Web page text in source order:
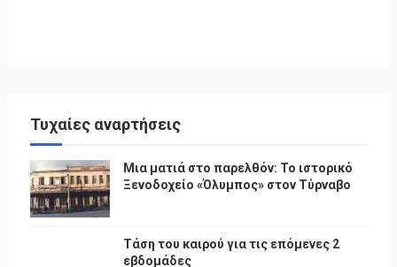
Τυχαίες αναρτήσεις
Μια ματιά στο παρελθόν: Το ιστορικό
Ξενοδοχείο «Όλυμπος» στον Τύρναβο
Τάση του καιρού για τις επόμενες 2
εβδομάδες